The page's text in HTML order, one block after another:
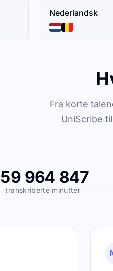
Nederlandsk
Fra korte
UniScribe
59 964 847
transkriberte minutter